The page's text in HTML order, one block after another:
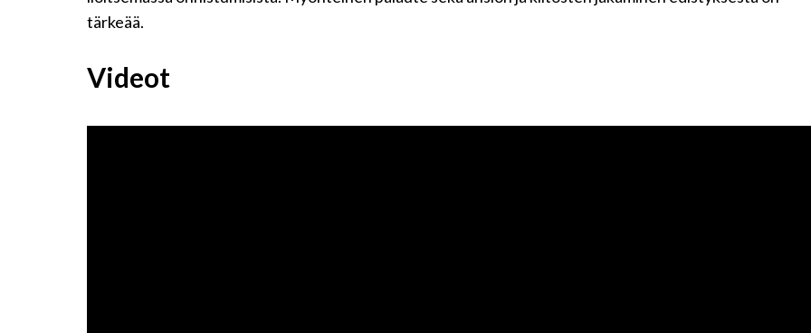
tärkeää.
Videot